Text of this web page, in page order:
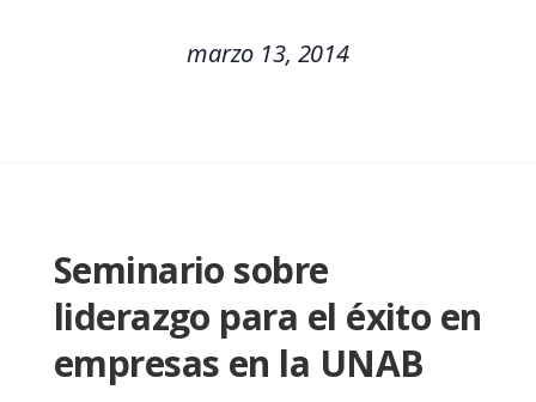
marzo 13, 2014
Seminario sobre
liderazgo para el éxito en
empresas en la UNAB